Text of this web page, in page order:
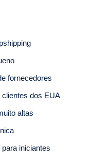
fornecedores
dos EUA
altas
iniciantes